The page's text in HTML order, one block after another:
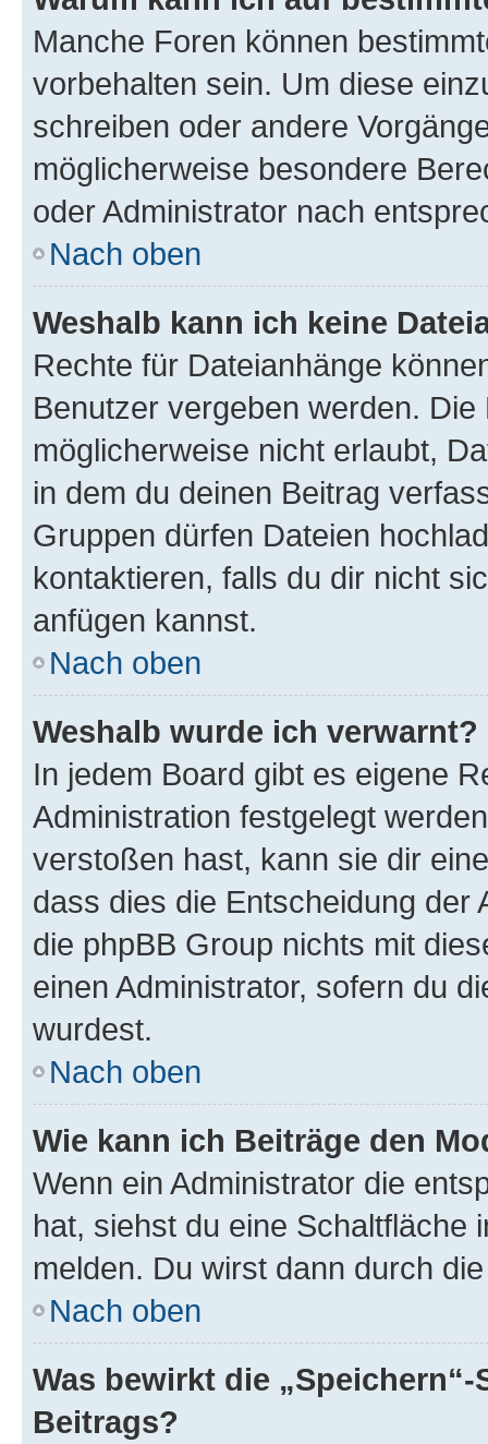
Manche Foren können
vorbehalten sein. Um diese
schreiben oder andere
möglicherweise besondere
oder Administrator nach
Nach oben
Weshalb kann ich keine
Rechte für Dateianhänge
Benutzer vergeben werden.
möglicherweise nicht erlaubt,
in dem du deinen Beitrag
Gruppen dürfen Dateien
kontaktieren, falls du dir nicht
anfügen kannst.
Nach oben
Weshalb wurde ich verwarnt?
In jedem Board gibt es eigene
Administration festgelegt
verstoßen hast, kann sie dir
dass dies die Entscheidung der
die phpBB Group nichts mit
einen Administrator, sofern du
wurdest.
Nach oben
Wie kann ich Beiträge den
Wenn ein Administrator die
hat, siehst du eine Schaltfläche
melden. Du wirst dann durch
Nach oben
Was bewirkt die
Beitrags?